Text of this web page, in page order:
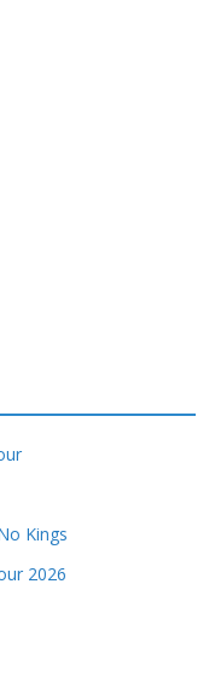
Kings
2026